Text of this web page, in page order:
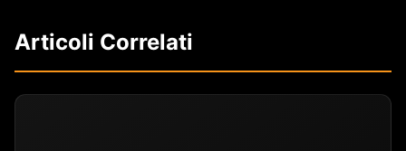
Articoli Correlati